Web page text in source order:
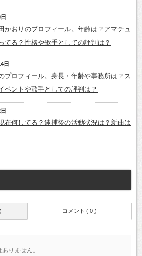
かおりのプロフィール。年齢は？アマチュ
てる？性格や歌手としての評判は？
日
プロフィール。身長・年齢や事務所は？ス
ベントや歌手としての評判は？
在何してる？逮捕後の活動状況は？新曲は
コメント ( 0 )
りません。